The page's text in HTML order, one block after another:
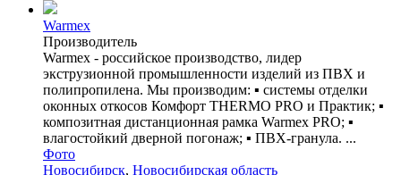
Warmex
Производитель
Warmex - российское производство, лидер
экструзионной промышленности изделий из ПВХ и
полипропилена. Мы производим: ▪ системы отделки
оконных откосов Комфорт THERMO PRO и Практик; ▪
композитная дистанционная рамка Warmex PRO; ▪
влагостойкий дверной погонаж; ▪ ПВХ-гранула. ...
Фото
Новосибирск, Новосибирская область